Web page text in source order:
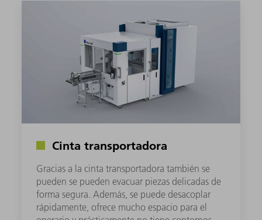
Cinta transportadora
Gracias a la cinta transportadora también se
pueden se pueden evacuar piezas delicadas de
forma segura. Además, se puede desacoplar
rápidamente, ofrece mucho espacio para el